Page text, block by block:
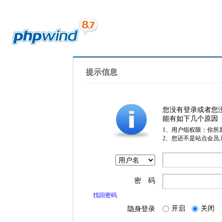
提示信息
您没有登录或者您
能有如下几个原因
1、用户组权限：你所
2、您还不是站点会员
密 码
找回密码
隐身登录 开启 关闭